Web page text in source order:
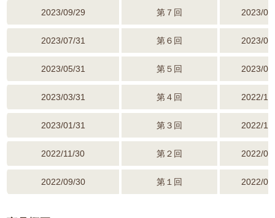
2023/09/29 第７回 2023/
2023/07/31 第６回 2023/
2023/05/31 第５回 2023/
2023/03/31 第４回 2022/
2023/01/31 第３回 2022/
2022/11/30 第２回 2022/
2022/09/30 第１回 2022/